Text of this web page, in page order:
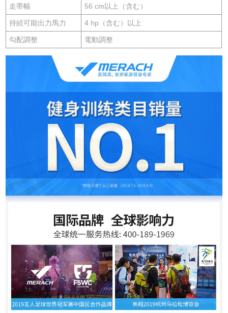
走帯幅 56 cm以上（含む）
持続可能出力馬力 4 hp（含む）以上
勾配調整 電動調整